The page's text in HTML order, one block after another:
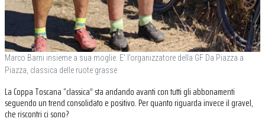
Marco Barni insieme a sua moglie. E’ l’organizzatore della GF Da Piazza a
Piazza, classica delle ruote grasse
La Coppa Toscana “classica” sta andando avanti con tutti gli abbonamenti
seguendo un trend consolidato e positivo. Per quanto riguarda invece il gravel,
che riscontri ci sono?